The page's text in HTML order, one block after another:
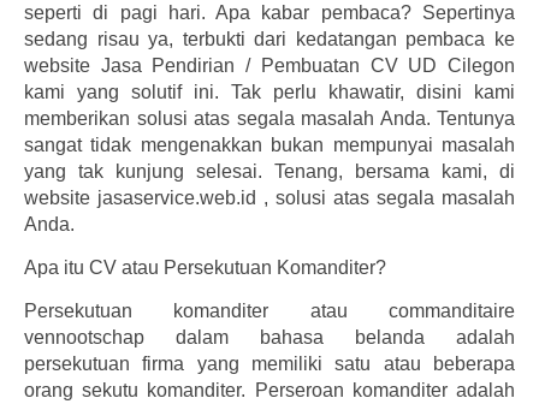
seperti di pagi hari. Apa kabar pembaca? Sepertinya
sedang risau ya, terbukti dari kedatangan pembaca ke
website Jasa Pendirian / Pembuatan CV UD Cilegon
kami yang solutif ini. Tak perlu khawatir, disini kami
memberikan solusi atas segala masalah Anda. Tentunya
sangat tidak mengenakkan bukan mempunyai masalah
yang tak kunjung selesai. Tenang, bersama kami, di
website jasaservice.web.id , solusi atas segala masalah
Anda.
Apa itu CV atau Persekutuan Komanditer?
Persekutuan komanditer atau commanditaire
vennootschap dalam bahasa belanda adalah
persekutuan firma yang memiliki satu atau beberapa
orang sekutu komanditer. Perseroan komanditer adalah